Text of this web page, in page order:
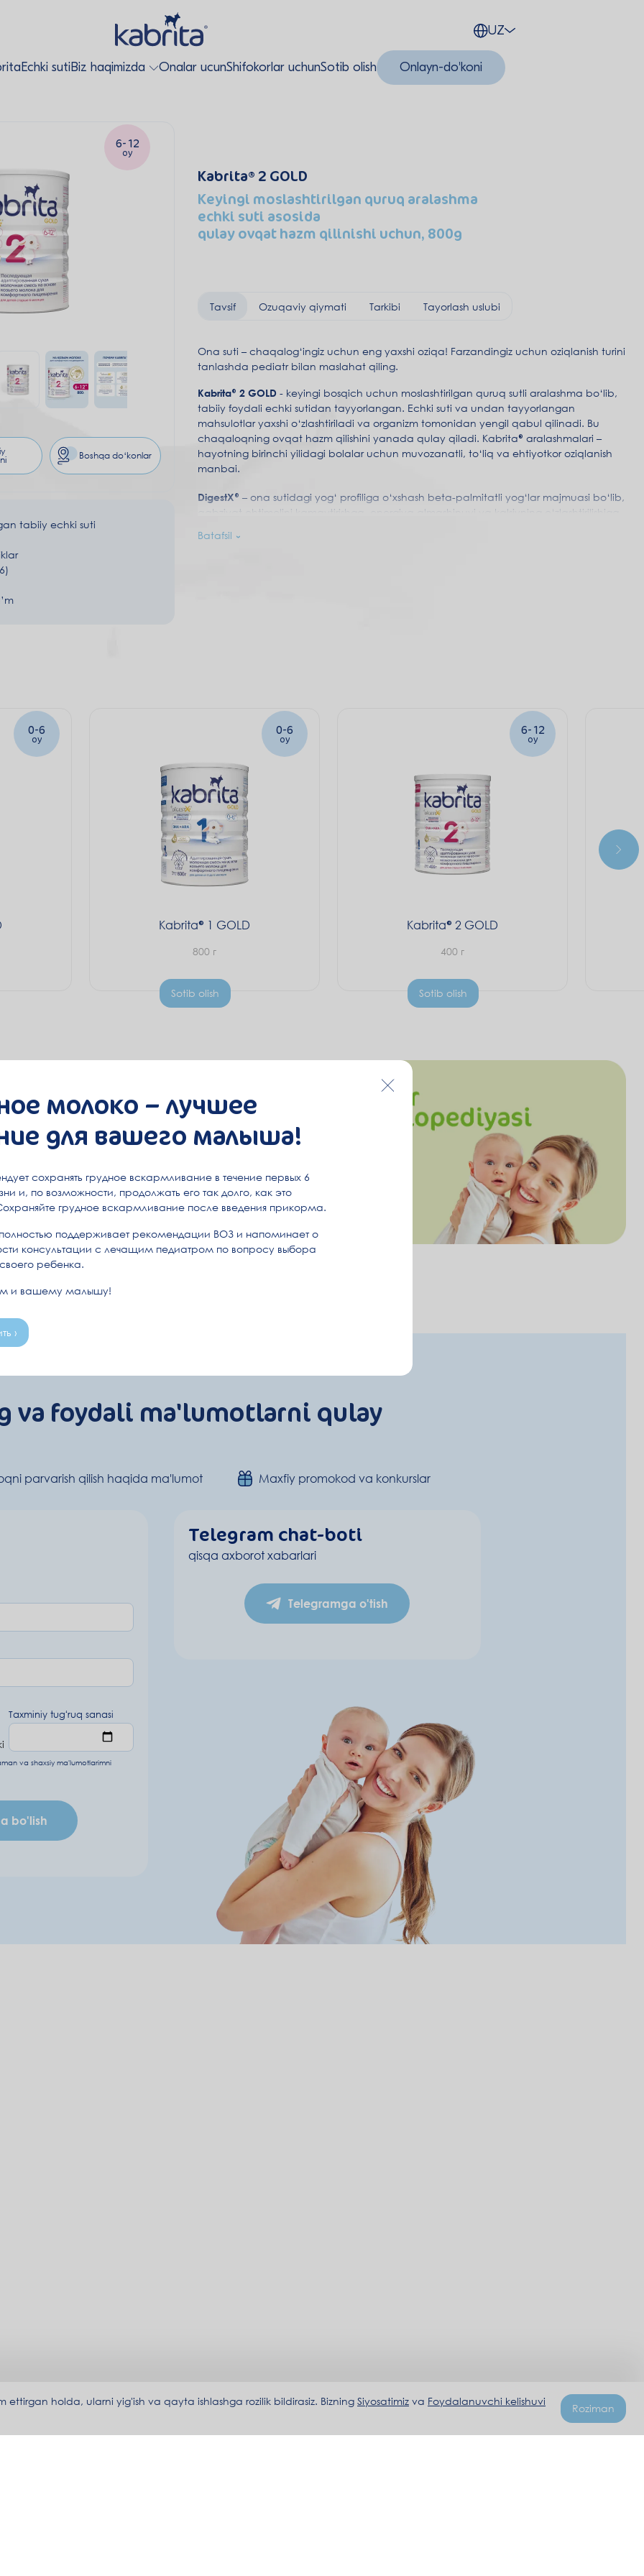
Echki sutiBiz haqimizda Onalar ucunShifokorlar uchunSotib olish
UZ
Onlayn-do'koni
6-12
oy
Boshqa do‘konlar
tabiiy echki suti
Kabrita 2 GOLD
Keyingi moslashtirilgan quruq aralashma
echki suti asosida
qulay ovqat hazm qilinishi uchun, 800g
Tavsif Ozuqaviy qiymati Tarkibi Tayorlash uslubi
Ona suti – chaqalog‘ingiz uchun eng yaxshi oziqa! Farzandingiz uchun oziqlanish turini
tanlashda pediatr bilan maslahat qiling.
Kabrita® 2 GOLD- keyingi bosqich uchun moslashtirilgan quruq sutli aralashma bo‘lib,
tabiiy foydali echki sutidan tayyorlangan. Echki suti va undan tayyorlangan
mahsulotlar yaxshi o‘zlashtiriladi va organizm tomonidan yengil qabul qilinadi. Bu
chaqaloqning ovqat hazm qilishini yanada qulay qiladi. Kabrita® aralashmalari –
hayotning birinchi yilidagi bolalar uchun muvozanatli, to‘liq va ehtiyotkor oziqlanish
manbai.
DigestX® –ona sutidagi yog‘ profiliga o‘xshash beta-palmitatli yog‘lar majmuasi bo‘lib,
qabziyat ehtimolini kamaytirishga, energiya almashinuvi va kalsiyning o‘zlashtirilishiga
Batafsil
0-6
oy
0-6
oy
Kabrita 1 GOLD
800 г
Sotib olish
6-12
oy
Kabrita 2 GOLD
400 г
Sotib olish
va foydali ma'lumotlarni qulay
parvarish qilish haqida ma'lumot Maxfiy promokod va konkurslar
Taxminiy tugʻruq sanasi
va shaxsiy ma'lumotlarimni
bo'lish
Telegram chat-boti
qisqa axborot xabarlari
Telegramga o'tish
holda, ularni yig'ish va qayta ishlashga rozilik bildirasiz. Bizning Siyosatimiz va Foydalanuvchi kelishuvi
Roziman
молоко – лучшее
для вашего малыша!
сохранять грудное вскармливание в течение первых 6
и, по возможности, продолжать его так долго, как это
грудное вскармливание после введения прикорма.
полностью поддерживает рекомендации ВОЗ и напоминает о
консультации с лечащим педиатром по вопросу выбора
ребенка.
и вашему малышу!
›